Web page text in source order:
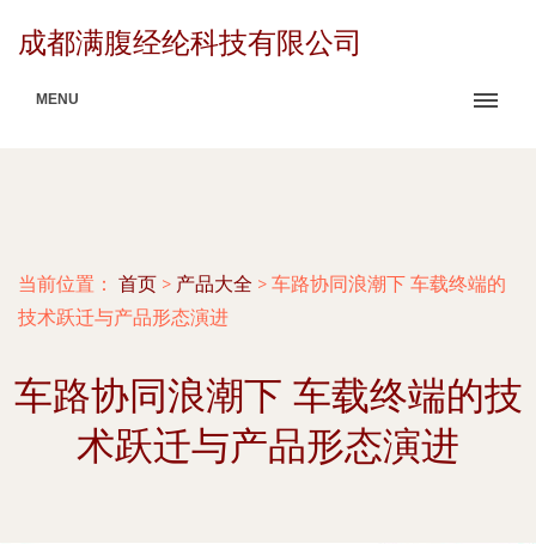
成都满腹经纶科技有限公司
MENU
当前位置： 首页 > 产品大全 > 车路协同浪潮下 车载终端的
技术跃迁与产品形态演进
车路协同浪潮下 车载终端的技
术跃迁与产品形态演进